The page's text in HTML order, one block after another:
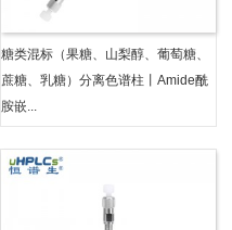
糖类混标（果糖、山梨醇、葡萄糖、
蔗糖、乳糖）分离色谱柱丨Amide酰
胺嵌...